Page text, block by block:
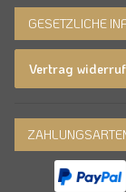
GESETZLICHE
Vertrag